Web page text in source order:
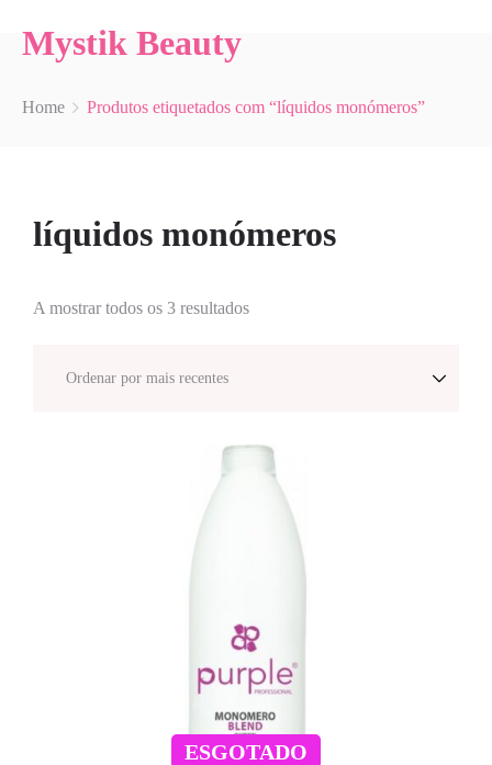
Mystik Beauty
Home Produtos etiquetados com “líquidos monómeros”
líquidos monómeros
A mostrar todos os 3 resultados
ESGOTADO